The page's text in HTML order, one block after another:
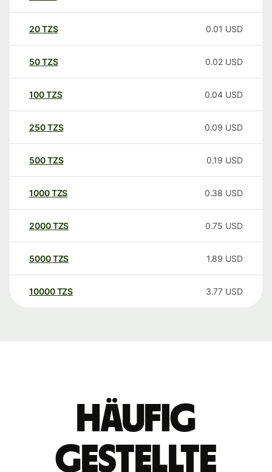
20TZS 0.01 USD
50TZS 0.02 USD
100TZS 0.04 USD
250TZS 0.09 USD
500TZS 0.19 USD
1000TZS 0.38 USD
2000TZS 0.75 USD
5000TZS 1.89 USD
10000 TZS 3.77 USD
Häufig
gestellte